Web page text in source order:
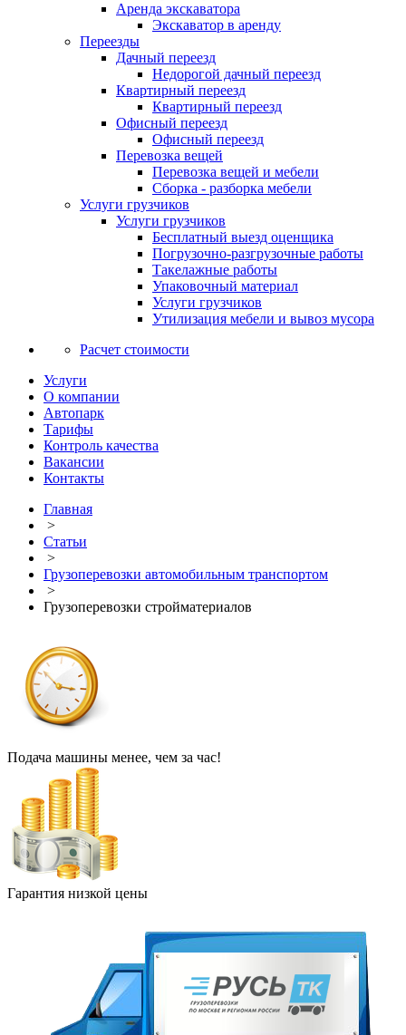
Аренда экскаватора
Экскаватор в аренду
Переезды
Дачный переезд
Недорогой дачный переезд
Квартирный переезд
Квартирный переезд
Офисный переезд
Офисный переезд
Перевозка вещей
Перевозка вещей и мебели
Сборка - разборка мебели
Услуги грузчиков
Услуги грузчиков
Бесплатный выезд оценщика
Погрузочно-разгрузочные работы
Такелажные работы
Упаковочный материал
Услуги грузчиков
Утилизация мебели и вывоз мусора
Расчет стоимости
Услуги
О компании
Автопарк
Тарифы
Контроль качества
Вакансии
Контакты
Главная
>
Статьи
>
Грузоперевозки автомобильным транспортом
>
Грузоперевозки стройматериалов
Подача машины менее, чем за час!
Гарантия низкой цены